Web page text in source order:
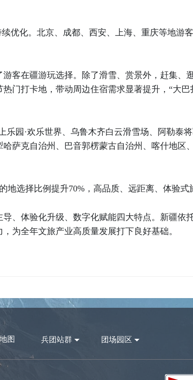
优化。北京、成都、西安、上海、重庆等地游
客在疆游玩选择。除了滑雪、赏景外，赶集、
门打卡地，带动周边住宿需求显著提升，“大巴
园·欢乐世界、乌鲁木齐白云滑雪场、阿勒泰
萨克自治州、巴音郭楞蒙古自治州、喀什地区
选择比例提升70%，高品质、远距离、体验式
、体验化升级、数字化赋能四大特点。新疆依
为全年文旅产业高质量发展打下良好基础。
图 兵团站群 团场园区